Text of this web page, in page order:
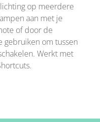
op meerdere
aan met je
of door de
gebruiken om tussen
Werkt met